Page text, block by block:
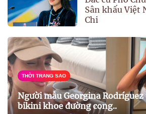
Sân khấu Việt
Chi
THỜI TRANG SAO
Người mẫu Georgina
bikini khoe đường cong..